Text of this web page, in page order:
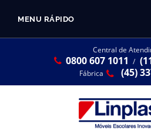
MENU RÁPIDO
Central de
0800 607 1011 /
Fábrica (45)
Linha Resina Plástica
CATÁLOGO LINPLAST 2025
SOBRE A EMPRESA